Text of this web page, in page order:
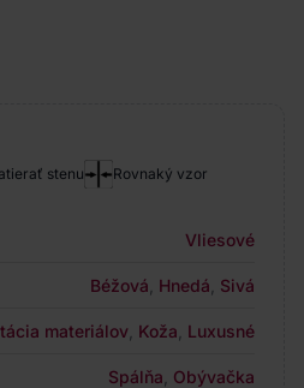
stenu
Rovnaký vzor
Vliesové
Béžová Hnedá Sivá
materiálov Koža Luxusné
Spálňa Obývačka